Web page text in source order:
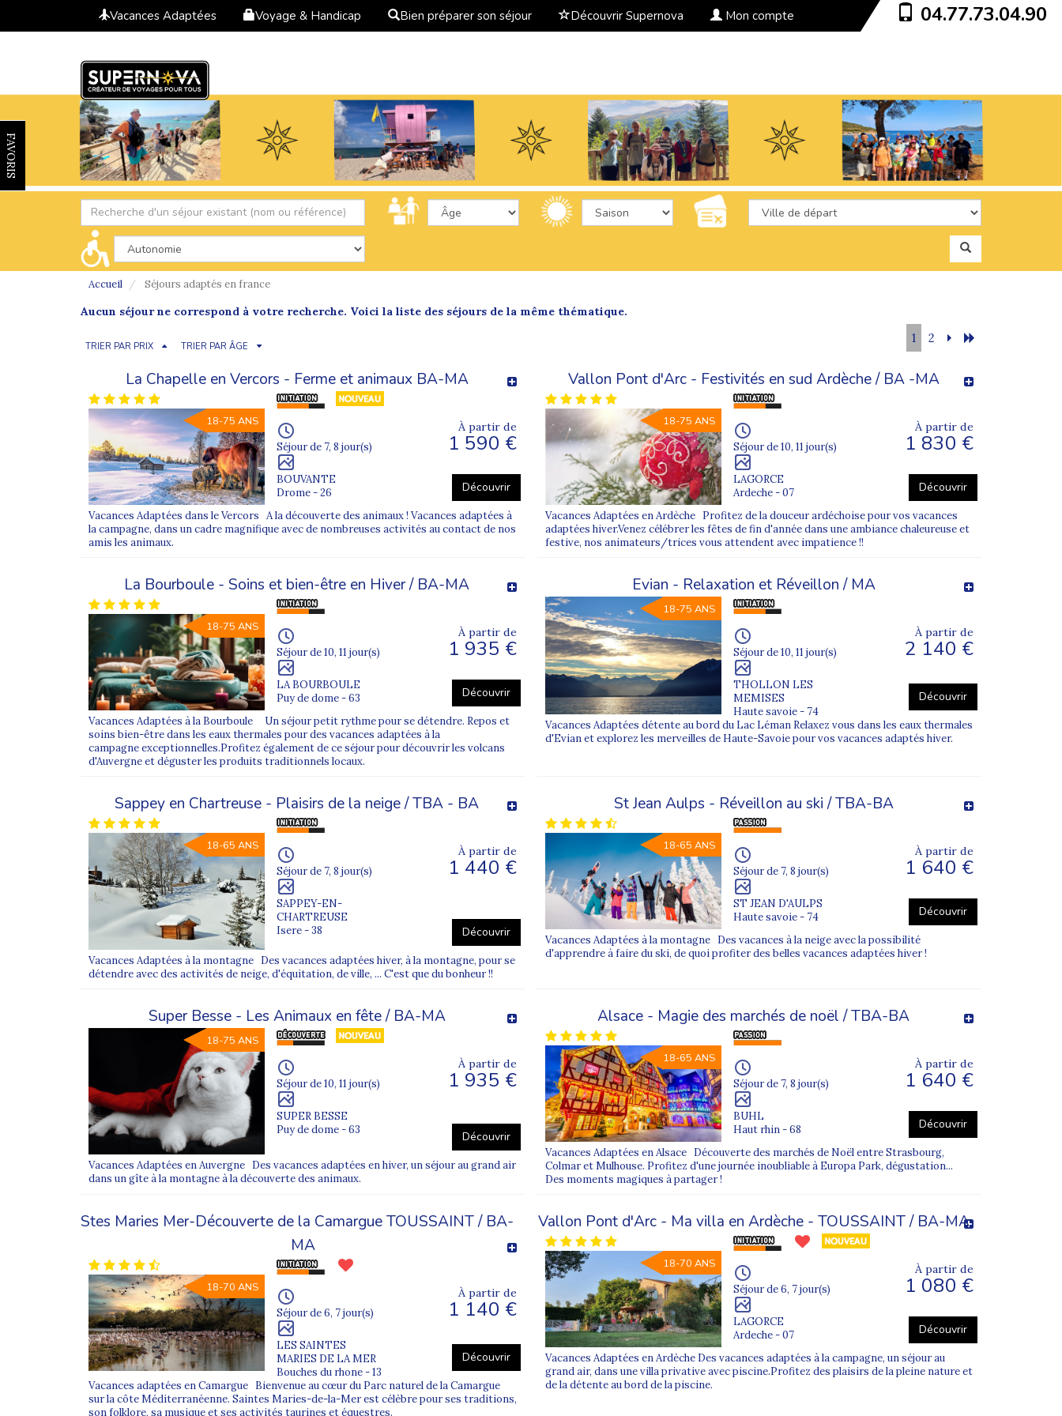
Vacances Adaptées Voyage & Handicap Bien préparer son séjour Découvrir Supernova Mon compte 04.77.73.04.90
FAVORIS
Accueil Séjours adaptés en france
Aucun séjour ne correspond à votre recherche. Voici la liste des séjours de la même thématique.
TRIER PAR PRIX TRIER PAR ÂGE
1 2
La Chapelle en Vercors - Ferme et animaux BA-MA
18-75 ANS
Séjour de 7, 8 jour(s)
BOUVANTE
Drome - 26
À partir de
1 590 €
Découvrir
Vacances Adaptées dans le Vercors A la découverte des animaux ! Vacances adaptées à
la campagne, dans un cadre magnifique avec de nombreuses activités au contact de nos
amis les animaux.
Vallon Pont d'Arc - Festivités en sud Ardèche / BA -MA
18-75 ANS
Séjour de 10, 11 jour(s)
LAGORCE
Ardeche - 07
À partir de
1 830 €
Découvrir
Vacances Adaptées en Ardèche Profitez de la douceur ardéchoise pour vos vacances
adaptées hiver.Venez célébrer les fêtes de fin d'année dans une ambiance chaleureuse et
festive, nos animateurs/trices vous attendent avec impatience !!
La Bourboule - Soins et bien-être en Hiver / BA-MA
18-75 ANS
Séjour de 10, 11 jour(s)
LA BOURBOULE
Puy de dome - 63
À partir de
1 935 €
Découvrir
Vacances Adaptées à la Bourboule Un séjour petit rythme pour se détendre. Repos et
soins bien-être dans les eaux thermales pour des vacances adaptées à la
campagne exceptionnelles.Profitez également de ce séjour pour découvrir les volcans
d'Auvergne et déguster les produits traditionnels locaux.
Evian - Relaxation et Réveillon / MA
18-75 ANS
Séjour de 10, 11 jour(s)
THOLLON LES
MEMISES
Haute savoie - 74
À partir de
2 140 €
Découvrir
Vacances Adaptées détente au bord du Lac Léman Relaxez vous dans les eaux thermales
d'Evian et explorez les merveilles de Haute-Savoie pour vos vacances adaptés hiver.
Sappey en Chartreuse - Plaisirs de la neige / TBA - BA
18-65 ANS
Séjour de 7, 8 jour(s)
SAPPEY-EN-
CHARTREUSE
Isere - 38
À partir de
1 440 €
Découvrir
Vacances Adaptées à la montagne Des vacances adaptées hiver, à la montagne, pour se
détendre avec des activités de neige, d'équitation, de ville, ... C'est que du bonheur !!
St Jean Aulps - Réveillon au ski / TBA-BA
18-65 ANS
Séjour de 7, 8 jour(s)
ST JEAN D'AULPS
Haute savoie - 74
À partir de
1 640 €
Découvrir
Vacances Adaptées à la montagne Des vacances à la neige avec la possibilité
d'apprendre à faire du ski, de quoi profiter des belles vacances adaptées hiver !
Super Besse - Les Animaux en fête / BA-MA
18-75 ANS
Séjour de 10, 11 jour(s)
SUPER BESSE
Puy de dome - 63
À partir de
1 935 €
Découvrir
Vacances Adaptées en Auvergne Des vacances adaptées en hiver, un séjour au grand air
dans un gîte à la montagne à la découverte des animaux.
Alsace - Magie des marchés de noël / TBA-BA
18-65 ANS
Séjour de 7, 8 jour(s)
BUHL
Haut rhin - 68
À partir de
1 640 €
Découvrir
Vacances Adaptées en Alsace Découverte des marchés de Noël entre Strasbourg,
Colmar et Mulhouse. Profitez d'une journée inoubliable à Europa Park, dégustation...
Des moments magiques à partager !
Stes Maries Mer-Découverte de la Camargue TOUSSAINT / BA-
MA
18-70 ANS
Séjour de 6, 7 jour(s)
LES SAINTES
MARIES DE LA MER
Bouches du rhone - 13
À partir de
1 140 €
Découvrir
Vacances adaptées en Camargue Bienvenue au cœur du Parc naturel de la Camargue
sur la côte Méditerranéenne. Saintes Maries-de-la-Mer est célèbre pour ses traditions,
son folklore, sa musique et ses activités taurines et équestres.
Vallon Pont d'Arc - Ma villa en Ardèche - TOUSSAINT / BA-MA
18-70 ANS
Séjour de 6, 7 jour(s)
LAGORCE
Ardeche - 07
À partir de
1 080 €
Découvrir
Vacances Adaptées en Ardèche Des vacances adaptées à la campagne, un séjour au
grand air, dans une villa privative avec piscine.Profitez des plaisirs de la pleine nature et
de la détente au bord de la piscine.